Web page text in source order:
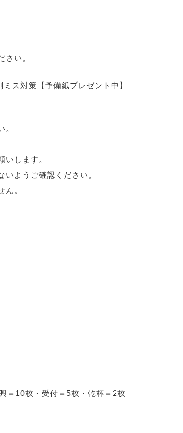
さい。
ス対策【予備紙プレゼント中】
。
します。
ようご確認ください。
ん。
＝10枚・受付＝5枚・乾杯＝2枚